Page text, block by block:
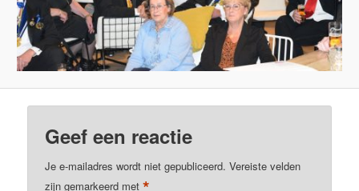
Geef een reactie
Je e-mailadres wordt niet gepubliceerd. Vereiste velden
zijn gemarkeerd met